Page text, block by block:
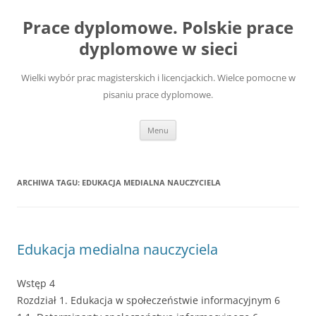
treści
Prace dyplomowe. Polskie prace
dyplomowe w sieci
Wielki wybór prac magisterskich i licencjackich. Wielce pomocne w
pisaniu prace dyplomowe.
Menu
ARCHIWA TAGU: EDUKACJA MEDIALNA NAUCZYCIELA
Edukacja medialna nauczyciela
Wstęp 4
Rozdział 1. Edukacja w społeczeństwie informacyjnym 6